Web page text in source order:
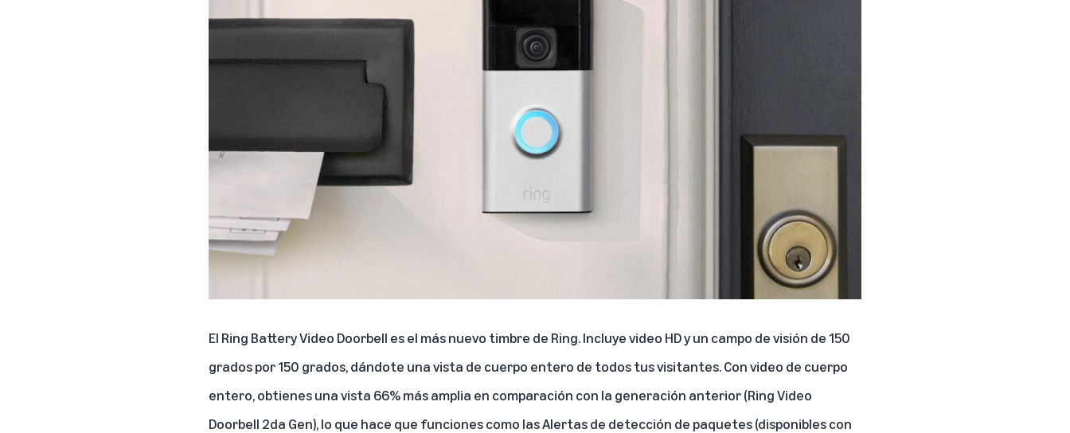
El Ring Battery Video Doorbell es el más nuevo timbre de Ring. Incluye video HD y un campo de visión de 150
grados por 150 grados, dándote una vista de cuerpo entero de todos tus visitantes. Con video de cuerpo
entero, obtienes una vista 66% más amplia en comparación con la generación anterior (Ring Video
Doorbell 2da Gen), lo que hace que funciones como las Alertas de detección de paquetes (disponibles con